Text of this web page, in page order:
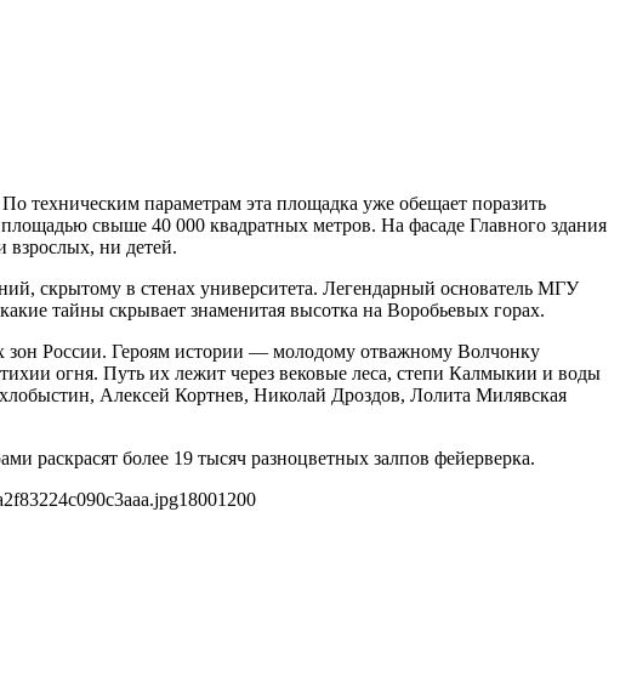
техническим параметрам эта площадка уже обещает поразить
свыше 40 000 квадратных метров. На фасаде Главного здания
взрослых, ни детей.
скрытому в стенах университета. Легендарный основатель МГУ
тайны скрывает знаменитая высотка на Воробьевых горах.
зон России. Героям истории — молодому отважному Волчонку
огня. Путь их лежит через вековые леса, степи Калмыкии и воды
Алексей Кортнев, Николай Дроздов, Лолита Милявская
раскрасят более 19 тысяч разноцветных залпов фейерверка.
18001200